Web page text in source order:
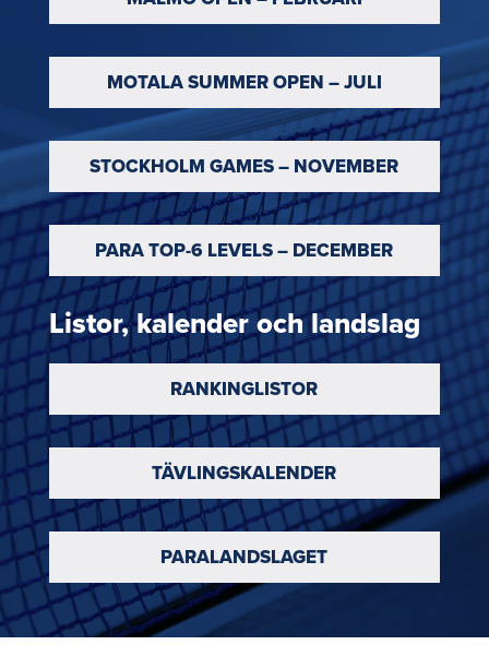
MOTALA SUMMER OPEN – JULI
STOCKHOLM GAMES – NOVEMBER
PARA TOP-6 LEVELS – DECEMBER
Listor, kalender och landslag
RANKINGLISTOR
TÄVLINGSKALENDER
PARALANDSLAGET